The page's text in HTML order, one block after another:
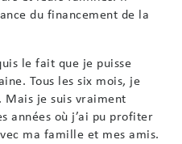
du financement de la
le fait que je puisse
Tous les six mois, je
je suis vraiment
années où j’ai pu profiter
ma famille et mes amis.